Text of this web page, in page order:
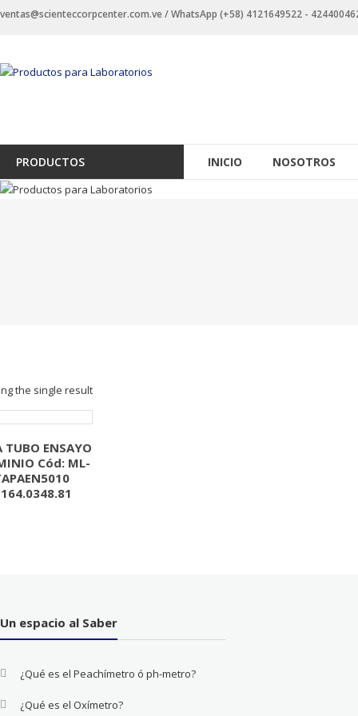
Saltar
ventas@scienteccorpcenter.com.ve / WhatsApp (+58) 4121649522 -
Productos
Investigación,
Industriales
y
PRODUCTOS INICIO NOSOTROS
the single result
TUBO ENSAYO
Cód: ML-
Un espacio al Saber
¿Qué es el Peachímetro ó ph-metro?
¿Qué es el Oxímetro?